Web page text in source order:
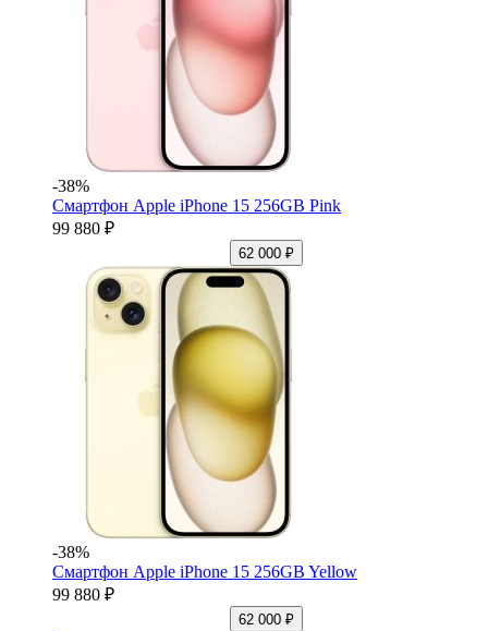
-38%
Смартфон Apple iPhone 15 256GB Pink
99 880 ₽
62 000 ₽
-38%
Смартфон Apple iPhone 15 256GB Yellow
99 880 ₽
62 000 ₽